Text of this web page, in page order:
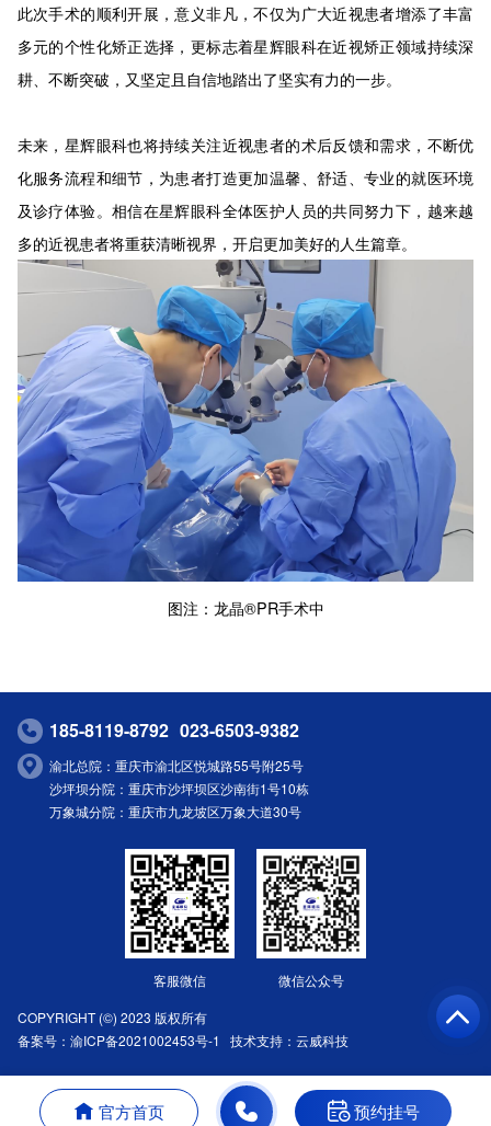
此次手术的顺利开展，意义非凡，不仅为广大近视患者增添了丰富
多元的个性化矫正选择，更标志着星辉眼科在近视矫正领域持续深
耕、不断突破，又坚定且自信地踏出了坚实有力的一步。
未来，星辉眼科也将持续关注近视患者的术后反馈和需求，不断优
化服务流程和细节，为患者打造更加温馨、舒适、专业的就医环境
及诊疗体验。相信在星辉眼科全体医护人员的共同努力下，越来越
多的近视患者将重获清晰视界，开启更加美好的人生篇章。
图注：龙晶®PR手术中
185-8119-8792 023-6503-9382
渝北总院：重庆市渝北区悦城路55号附25号
沙坪坝分院：重庆市沙坪坝区沙南街1号10栋
万象城分院：重庆市九龙坡区万象大道30号
客服微信
微信公众号
COPYRIGHT (©) 2023 版权所有
备案号： 渝ICP备2021002453号-1 技术支持： 云威科技
官方首页 预约挂号